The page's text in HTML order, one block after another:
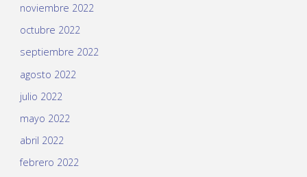
noviembre 2022
octubre 2022
septiembre 2022
agosto 2022
julio 2022
mayo 2022
abril 2022
febrero 2022